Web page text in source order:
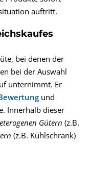
auftritt.
bei denen der
bei der Auswahl
unternimmt. Er
und
Innerhalb dieser
Gütern (z.B.
(z.B. Kühlschrank)